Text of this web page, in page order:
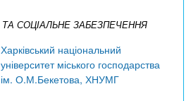
СОЦІАЛЬНЕ ЗАБЕЗПЕЧЕННЯ
Харківський національний
університет міського господарства
ім. О.М.Бекетова, ХНУМГ